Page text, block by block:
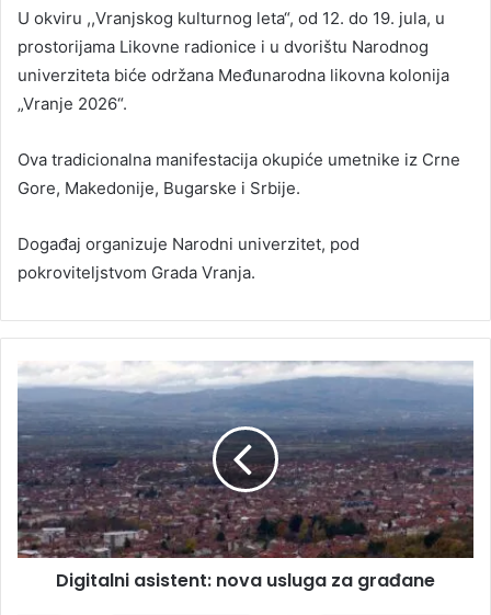
U okviru ,,Vranjskog kulturnog leta“, od 12. do 19. jula, u
prostorijama Likovne radionice i u dvorištu Narodnog
univerziteta biće održana Međunarodna likovna kolonija
„Vranje 2026“.
Ova tradicionalna manifestacija okupiće umetnike iz Crne
Gore, Makedonije, Bugarske i Srbije.
Događaj organizuje Narodni univerzitet, pod
pokroviteljstvom Grada Vranja.
Digitalni asistent: nova usluga za građane